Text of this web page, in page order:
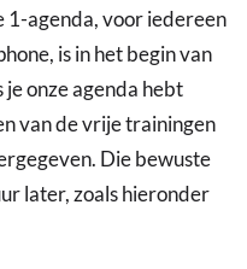
1-agenda, voor iedereen
is in het begin van
je onze agenda hebt
van de vrije trainingen
Die bewuste
later, zoals hieronder